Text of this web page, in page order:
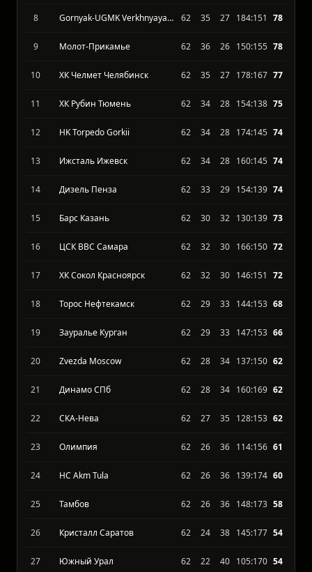
8 Gornyak-UGMK Verkhnyaya Pyshma 62 35 27 184:151 78
9 Молот-Прикамье 62 36 26 150:155 78
10 ХК Челмет Челябинск 62 35 27 178:167 77
11 ХК Рубин Тюмень 62 34 28 154:138 75
12 HK Torpedo Gorkii 62 34 28 174:145 74
13 Ижсталь Ижевск 62 34 28 160:145 74
14 Дизель Пенза 62 33 29 154:139 74
15 Барс Казань 62 30 32 130:139 73
16 ЦСК ВВС Самара 62 32 30 166:150 72
17 ХК Сокол Красноярск 62 32 30 146:151 72
18 Торос Нефтекамск 62 29 33 144:153 68
19 Зауралье Курган 62 29 33 147:153 66
20 Zvezda Moscow 62 28 34 137:150 62
21 Динамо СПб 62 28 34 160:169 62
22 СКА-Нева 62 27 35 128:153 62
23 Олимпия 62 26 36 114:156 61
24 HC Akm Tula 62 26 36 139:174 60
25 Тамбов 62 26 36 148:173 58
26 Кристалл Саратов 62 24 38 145:177 54
27 Южный Урал 62 22 40 105:170 54